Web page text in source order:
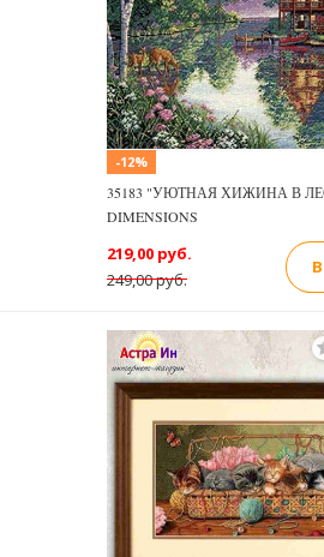
-12%
35183 "УЮТНАЯ ХИЖИНА В
DIMENSIONS
249,00 руб.
219,00 руб.